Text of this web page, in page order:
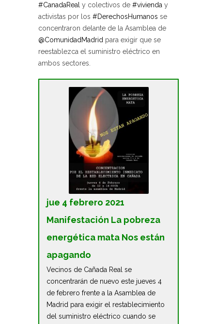
#CanadaReal y colectivos de #vivienda y
activistas por los #DerechosHumanos se
concentraron delante de la Asamblea de
@ComunidadMadrid para exigir que se
reestablezca el suministro eléctrico en
ambos sectores.
jue 4 febrero 2021
Manifestación La pobreza
energética mata Nos están
apagando
Vecinos de Cañada Real se
concentrarán de nuevo este jueves 4
de febrero frente a la Asamblea de
Madrid para exigir el restablecimiento
del suministro eléctrico cuando se